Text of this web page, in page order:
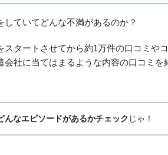
ていてどんな不満があるのか？
スタートさせてから約1万件の口コミや
社に当てはまるような内容の口コミを
んなエピソードがあるかチェック じゃ！